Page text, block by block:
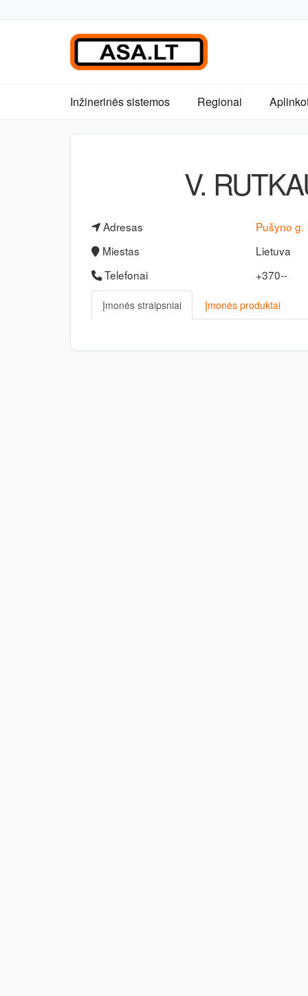
Inžinerinės sistemos Regionai
V.
Adresas
Pušyno g.
Miestas
Lietuva
Telefonai
+370--
Įmonės straipsniai Įmonės produktai